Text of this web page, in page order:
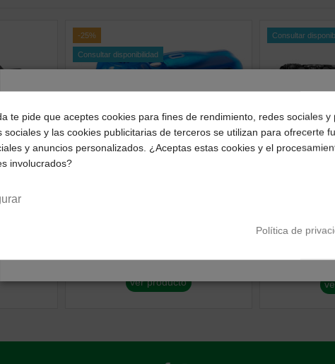
opciones
-25%
Consultar disponibilidad
19,64 € 26,18 €
ver producto
Consultar
OM System
465,59 €
¿Dónde deseas recibir tu pedido?
Selecciona tu ubicación para mostrarte los precios e
impuestos correctos para tu región.
te pide que aceptes cookies para fines de rendimiento, redes sociales y
sociales y las cookies publicitarias de terceros se utilizan para ofrecerte
y anuncios personalizados. ¿Aceptas estas cookies y el
involucrados?
Política de